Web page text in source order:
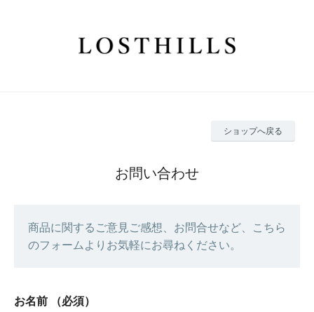
ショップへ戻る
お問い合わせ
商品に関するご意見ご感想、お問合せなど、こちら
のフォームよりお気軽にお尋ねください。
お名前 （必須）